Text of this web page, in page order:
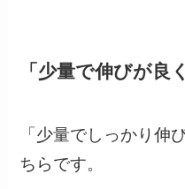
「少量で伸びが良
「少量でしっかり伸
ちらです。